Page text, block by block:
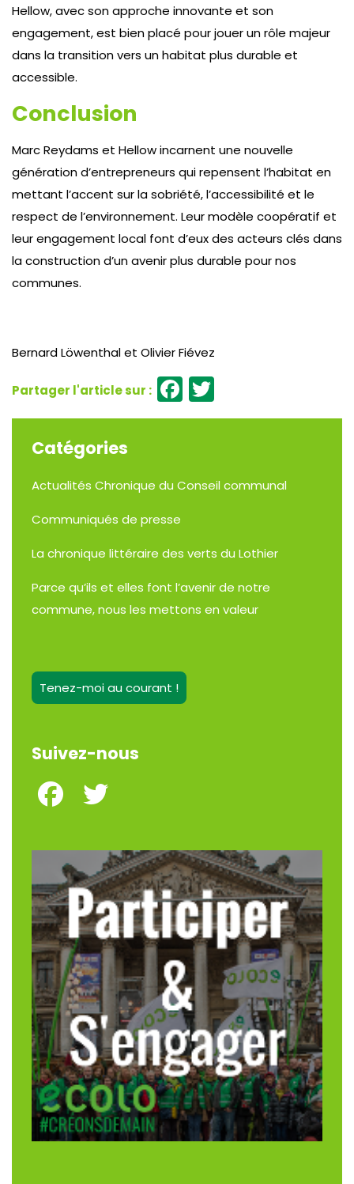
Hellow, avec son approche innovante et son
engagement, est bien placé pour jouer un rôle majeur
dans la transition vers un habitat plus durable et
accessible.
Conclusion
Marc Reydams et Hellow incarnent une nouvelle
génération d’entrepreneurs qui repensent l’habitat en
mettant l’accent sur la sobriété, l’accessibilité et le
respect de l’environnement. Leur modèle coopératif et
leur engagement local font d’eux des acteurs clés dans
la construction d’un avenir plus durable pour nos
communes.
Bernard Löwenthal et Olivier Fiévez
Facebook
Catégories
Actualités Chronique du Conseil communal
Communiqués de presse
La chronique littéraire des verts du Lothier
Parce qu’ils et elles font l’avenir de notre
commune, nous les mettons en valeur
Tenez-moi au courant !
Suivez-nous